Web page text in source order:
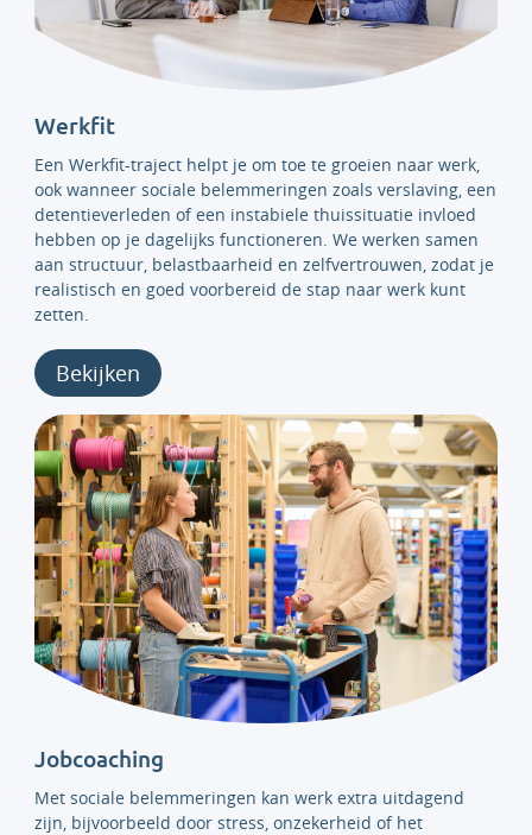
Werkfit
Een Werkfit-traject helpt je om toe te groeien naar werk,
ook wanneer sociale belemmeringen zoals verslaving, een
detentieverleden of een instabiele thuissituatie invloed
hebben op je dagelijks functioneren. We werken samen
aan structuur, belastbaarheid en zelfvertrouwen, zodat je
realistisch en goed voorbereid de stap naar werk kunt
zetten.
Bekijken
Jobcoaching
Met sociale belemmeringen kan werk extra uitdagend
zijn, bijvoorbeeld door stress, onzekerheid of het